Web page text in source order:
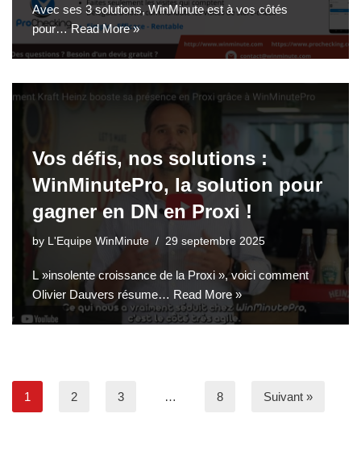
Avec ses 3 solutions, WinMinute est à vos côtés
pour…Read More »
Vos défis, nos solutions :
WinMinutePro, la solution pour
gagner en DN en Proxi !
by L'Equipe WinMinute 29 septembre 2025
L »insolente croissance de la Proxi », voici comment
Olivier Dauvers résume… Read More »
1 2 3 … 8 Suivant »